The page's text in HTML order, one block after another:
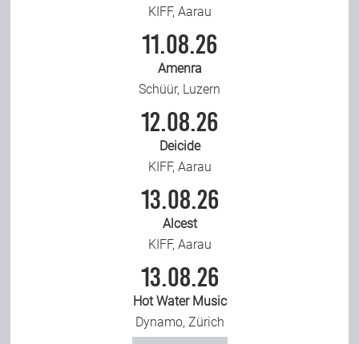
KIFF, Aarau
11.08.26
Amenra
Schüür, Luzern
12.08.26
Deicide
KIFF, Aarau
13.08.26
Alcest
KIFF, Aarau
13.08.26
Hot Water Music
Dynamo, Zürich